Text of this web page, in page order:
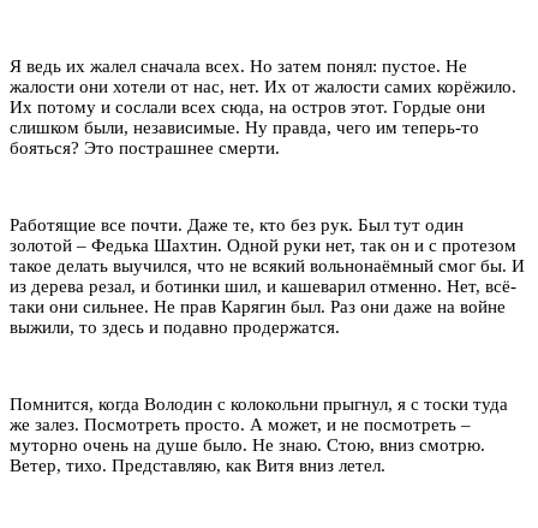
Я ведь их жалел сначала всех. Но затем понял: пустое. Не
жалости они хотели от нас, нет. Их от жалости самих корёжило.
Их потому и сослали всех сюда, на остров этот. Гордые они
слишком были, независимые. Ну правда, чего им теперь-то
бояться? Это пострашнее смерти.
Работящие все почти. Даже те, кто без рук. Был тут один
золотой – Федька Шахтин. Одной руки нет, так он и с протезом
такое делать выучился, что не всякий вольнонаёмный смог бы. И
из дерева резал, и ботинки шил, и кашеварил отменно. Нет, всё-
таки они сильнее. Не прав Карягин был. Раз они даже на войне
выжили, то здесь и подавно продержатся.
Помнится, когда Володин с колокольни прыгнул, я с тоски туда
же залез. Посмотреть просто. А может, и не посмотреть –
муторно очень на душе было. Не знаю. Стою, вниз смотрю.
Ветер, тихо. Представляю, как Витя вниз летел.